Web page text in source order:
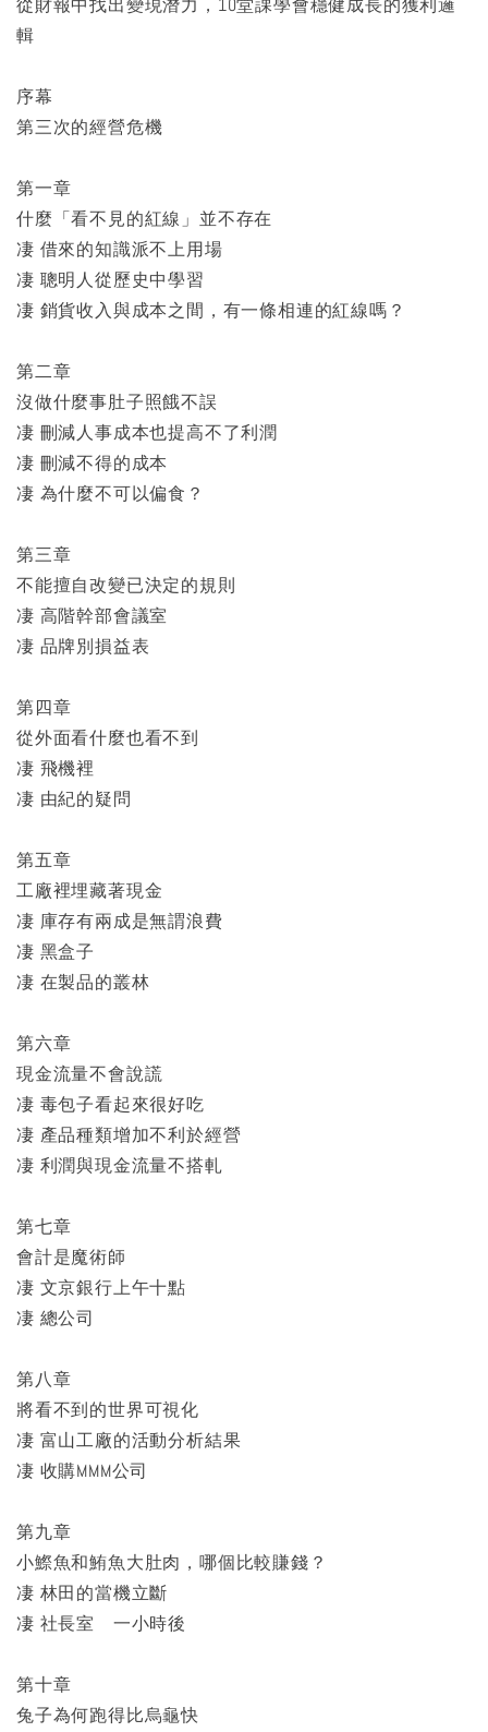
輯
序幕
第三次的經營危機
第一章
什麼「看不見的紅線」並不存在
凄 借來的知識派不上用場
凄 聰明人從歷史中學習
凄 銷貨收入與成本之間，有一條相連的紅線嗎？
第二章
沒做什麼事肚子照餓不誤
凄 刪減人事成本也提高不了利潤
凄 刪減不得的成本
凄 為什麼不可以偏食？
第三章
不能擅自改變已決定的規則
凄 高階幹部會議室
凄 品牌別損益表
第四章
從外面看什麼也看不到
凄 飛機裡
凄 由紀的疑問
第五章
工廠裡埋藏著現金
凄 庫存有兩成是無謂浪費
凄 黑盒子
凄 在製品的叢林
第六章
現金流量不會說謊
凄 毒包子看起來很好吃
凄 產品種類增加不利於經營
凄 利潤與現金流量不搭軋
第七章
會計是魔術師
凄 文京銀行上午十點
凄 總公司
第八章
將看不到的世界可視化
凄 富山工廠的活動分析結果
凄 收購MMM公司
第九章
小鰶魚和鮪魚大肚肉，哪個比較賺錢？
凄 林田的當機立斷
凄 社長室 一小時後
第十章
兔子為何跑得比烏龜快